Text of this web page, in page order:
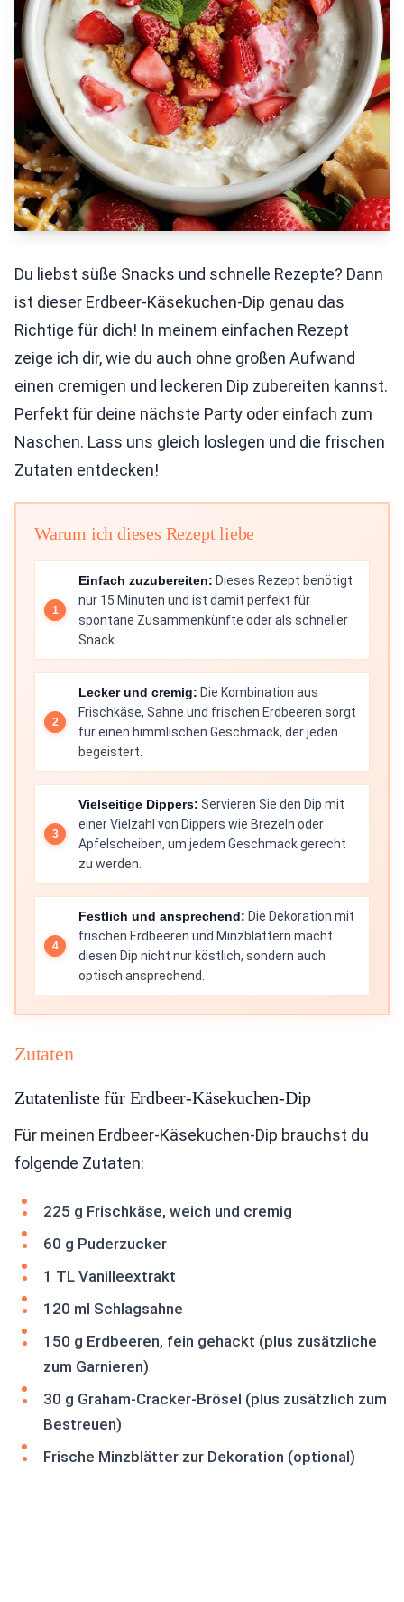
Du liebst süße Snacks und schnelle Rezepte? Dann
ist dieser Erdbeer-Käsekuchen-Dip genau das
Richtige für dich! In meinem einfachen Rezept
zeige ich dir, wie du auch ohne großen Aufwand
einen cremigen und leckeren Dip zubereiten kannst.
Perfekt für deine nächste Party oder einfach zum
Naschen. Lass uns gleich loslegen und die frischen
Zutaten entdecken!
Warum ich dieses Rezept liebe
Einfach zuzubereiten: Dieses Rezept benötigt
nur 15 Minuten und ist damit perfekt für
spontane Zusammenkünfte oder als schneller
Snack.
Lecker und cremig: Die Kombination aus
Frischkäse, Sahne und frischen Erdbeeren sorgt
für einen himmlischen Geschmack, der jeden
begeistert.
Vielseitige Dippers: Servieren Sie den Dip mit
einer Vielzahl von Dippers wie Brezeln oder
Apfelscheiben, um jedem Geschmack gerecht
zu werden.
Festlich und ansprechend: Die Dekoration mit
frischen Erdbeeren und Minzblättern macht
diesen Dip nicht nur köstlich, sondern auch
optisch ansprechend.
Zutaten
Zutatenliste für Erdbeer-Käsekuchen-Dip
Für meinen Erdbeer-Käsekuchen-Dip brauchst du
folgende Zutaten:
225 g Frischkäse, weich und cremig
60 g Puderzucker
1 TL Vanilleextrakt
120 ml Schlagsahne
150 g Erdbeeren, fein gehackt (plus zusätzliche
zum Garnieren)
30 g Graham-Cracker-Brösel (plus zusätzlich zum
Bestreuen)
Frische Minzblätter zur Dekoration (optional)